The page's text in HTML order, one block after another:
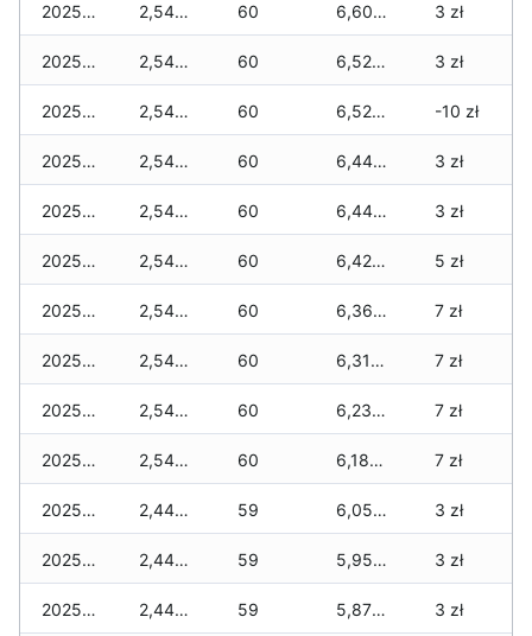
2025-12-01 2,540 zł 60 6,605 zł 3 zł
2025-11-30 2,540 zł 60 6,520 zł 3 zł
2025-11-29 2,540 zł 60 6,520 zł -10 zł
2025-11-28 2,540 zł 60 6,445 zł 3 zł
2025-11-27 2,540 zł 60 6,445 zł 3 zł
2025-11-26 2,540 zł 60 6,420 zł 5 zł
2025-11-25 2,540 zł 60 6,365 zł 7 zł
2025-11-24 2,540 zł 60 6,315 zł 7 zł
2025-11-23 2,540 zł 60 6,230 zł 7 zł
2025-11-22 2,540 zł 60 6,180 zł 7 zł
2025-11-21 2,440 zł 59 6,055 zł 3 zł
2025-11-20 2,440 zł 59 5,955 zł 3 zł
2025-11-19 2,440 zł 59 5,870 zł 3 zł